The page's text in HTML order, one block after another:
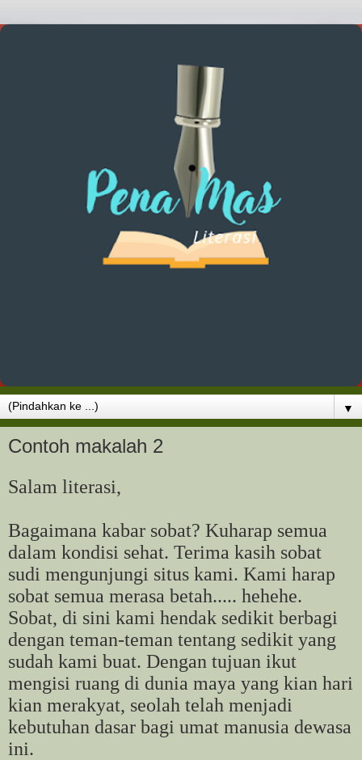
▼
Contoh makalah 2
Salam literasi,
Bagaimana kabar sobat? Kuharap semua
dalam kondisi sehat. Terima kasih sobat
sudi mengunjungi situs kami. Kami harap
sobat semua merasa betah..... hehehe.
Sobat, di sini kami hendak sedikit berbagi
dengan teman-teman tentang sedikit yang
sudah kami buat. Dengan tujuan ikut
mengisi ruang di dunia maya yang kian hari
kian merakyat, seolah telah menjadi
kebutuhan dasar bagi umat manusia dewasa
ini.